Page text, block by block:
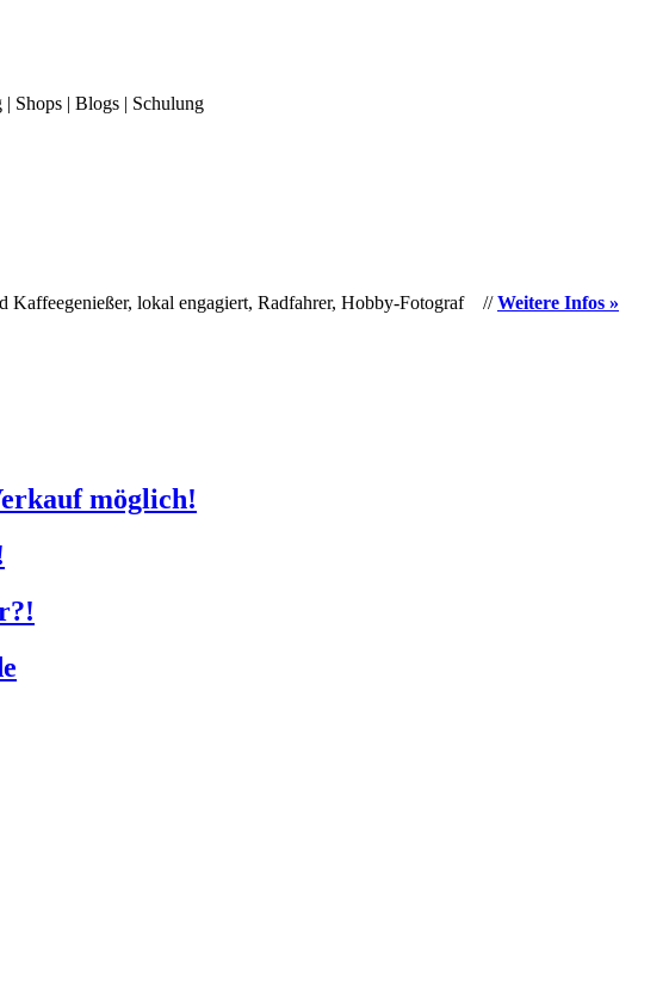
Shops | Blogs | Schulung
Kaffeegenießer, lokal engagiert, Radfahrer, Hobby-Fotograf //Weitere Infos »
möglich!